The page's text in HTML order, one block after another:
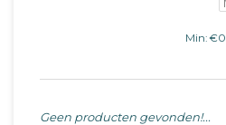
Min: €0
Geen producten gevonden!...